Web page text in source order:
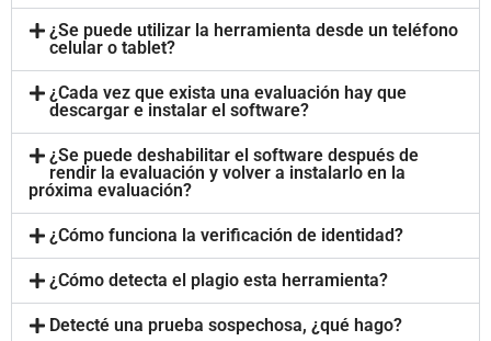
¿Se puede utilizar la herramienta desde un teléfono
celular o tablet?
¿Cada vez que exista una evaluación hay que
descargar e instalar el software?
¿Se puede deshabilitar el software después de
rendir la evaluación y volver a instalarlo en la
próxima evaluación?
¿Cómo funciona la verificación de identidad?
¿Cómo detecta el plagio esta herramienta?
Detecté una prueba sospechosa, ¿qué hago?